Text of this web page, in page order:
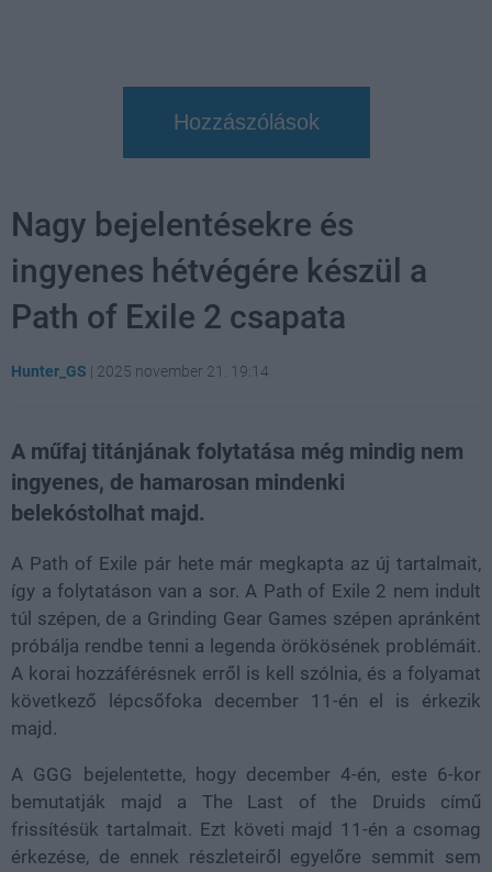
Hozzászólások
Nagy bejelentésekre és
ingyenes hétvégére készül a
Path of Exile 2 csapata
Hunter_GS | 2025 november 21. 19:14
A műfaj titánjának folytatása még mindig nem
ingyenes, de hamarosan mindenki
belekóstolhat majd.
A Path of Exile pár hete már megkapta az új tartalmait,
így a folytatáson van a sor. A Path of Exile 2 nem indult
túl szépen, de a Grinding Gear Games szépen apránként
próbálja rendbe tenni a legenda örökösének problémáit.
A korai hozzáférésnek erről is kell szólnia, és a folyamat
következő lépcsőfoka december 11-én el is érkezik
majd.
A GGG bejelentette, hogy december 4-én, este 6-kor
bemutatják majd a The Last of the Druids című
frissítésük tartalmait. Ezt követi majd 11-én a csomag
érkezése, de ennek részleteiről egyelőre semmit sem